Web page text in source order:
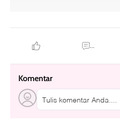
...
Komentar
Tulis komentar Anda....